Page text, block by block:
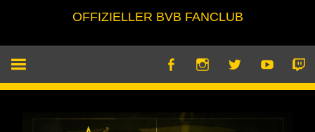
OFFIZIELLER BVB FANCLUB